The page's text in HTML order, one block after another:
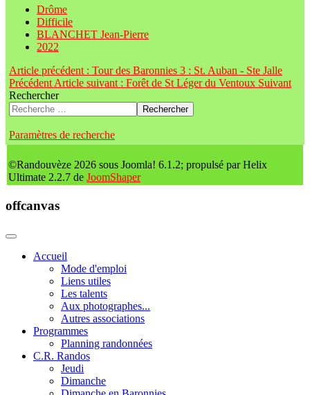
Drôme
Difficile
BLANCHET Jean-Pierre
2022
Article précédent : Tour des Baronnies 3 : St. Auban - Ste Jalle
Précédent Article suivant : Forêt de St Léger du Ventoux Suivant
Rechercher
Rechercher
Paramètres de recherche
©Randouvèze 2026 sous Joomla! 6.1.2; propulsé par Helix
Ultimate 2.2.7 de JoomShaper
offcanvas
Accueil
Mode d'emploi
Liens utiles
Les talents
Aux photographes...
Autres associations
Programmes
Planning randonnées
C.R. Randos
Jeudi
Dimanche